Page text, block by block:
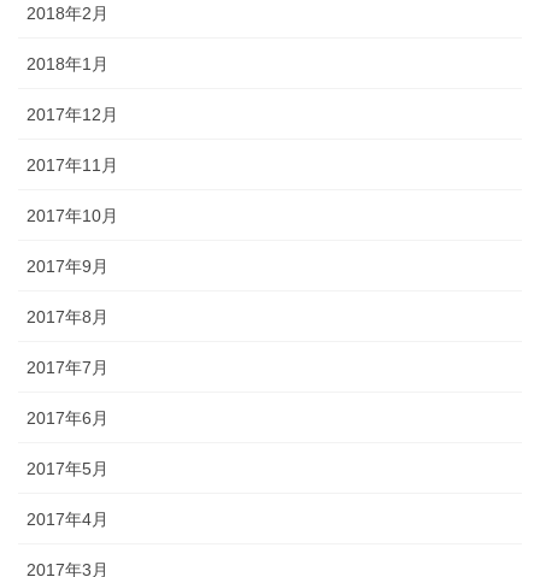
2018年2月
2018年1月
2017年12月
2017年11月
2017年10月
2017年9月
2017年8月
2017年7月
2017年6月
2017年5月
2017年4月
2017年3月